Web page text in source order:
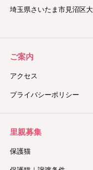
埼玉県さいたま市見沼区
ご案内
アクセス
プライバシーポリシー
里親募集
保護猫